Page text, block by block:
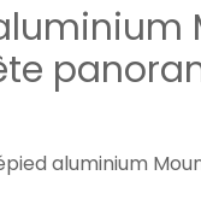
aluminium